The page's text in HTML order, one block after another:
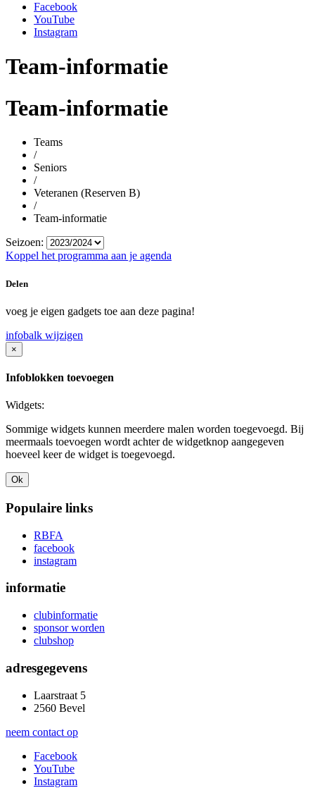
Facebook
YouTube
Instagram
Team-informatie
Team-informatie
Teams
/
Seniors
/
Veteranen (Reserven B)
/
Team-informatie
Seizoen:
Koppel het programma aan je agenda
Delen
voeg je eigen gadgets toe aan deze pagina!
infobalk wijzigen
×
Infoblokken toevoegen
Widgets:
Sommige widgets kunnen meerdere malen worden toegevoegd. Bij
meermaals toevoegen wordt achter de widgetknop aangegeven
hoeveel keer de widget is toegevoegd.
Ok
Populaire links
RBFA
facebook
instagram
informatie
clubinformatie
sponsor worden
clubshop
adresgegevens
Laarstraat 5
2560 Bevel
neem contact op
Facebook
YouTube
Instagram